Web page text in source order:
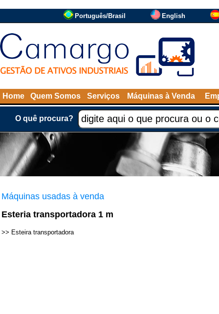
Português/Brasil English
Home Quem Somos Serviços Máquinas à Venda
O quê procura?
Máquinas usadas à venda
Esteria transportadora 1 m
>> Esteira transportadora